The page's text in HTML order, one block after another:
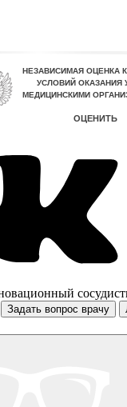
Задать вопрос врачу